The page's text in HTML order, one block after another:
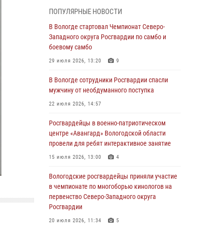
округа Росгвардии по спортивному и боевому
самбо
03 августа 2026, 08:54 8 1
ЗА МИНУВШУЮ НЕДЕЛЮ СОТРУДНИКАМИ
В ВОЛОГОДСКОЙ ОБЛАСТИ ЗАДЕРЖАНО 23
ПРАВОНАРУШИТЕЛЯ
02 августа 2026, 10:37
Росгвардейцы в г. Соколе задержали
несовершеннолетнего нарушителя
на питбайке
31 июля 2026, 06:43
В Вологде стартовал Чемпионат Северо-
Западного округа Росгвардии по самбо и
боевому самбо
29 июля 2026, 13:20
ПОПУЛЯРНЫЕ НОВОСТИ
В Вологде стартовал Чемпионат Северо-
Западного округа Росгвардии по самбо и
боевому самбо
29 июля 2026, 13:20 9
В Вологде сотрудники Росгвардии спасли
мужчину от необдуманного поступка
22 июля 2026, 14:57
Росгвардейцы в военно-патриотическом
центре «Авангард» Вологодской области
провели для ребят интерактивное занятие
15 июля 2026, 13:00 4
Вологодские росгвардейцы приняли участие
в чемпионате по многоборью кинологов на
первенство Северо-Западного округа
Росгвардии
20 июля 2026, 11:34 5